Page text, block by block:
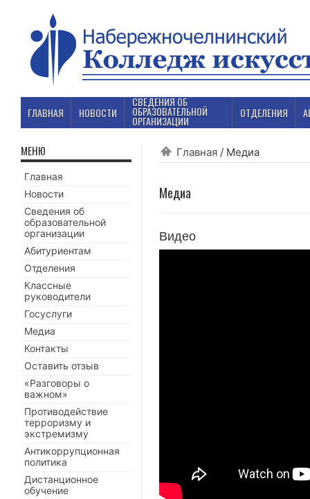
ГЛАВНАЯ НОВОСТИ
СВЕДЕНИЯ ОБ
ОБРАЗОВАТЕЛЬНОЙ
ОРГАНИЗАЦИИ
ОТДЕЛЕНИЯ
Главная / Медиа
Медиа
Видео
МЕНЮ
Главная
Новости
Сведения об
образовательной
организации
Абитуриентам
Отделения
Классные
руководители
Госуслуги
Медиа
Контакты
Оставить отзыв
«Разговоры о
важном»
Противодействие
терроризму и
экстремизму
Антикоррупционная
политика
Дистанционное
обучение